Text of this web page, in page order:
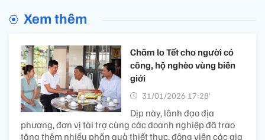
Xem thêm
Chăm lo Tết cho người có
công, hộ nghèo vùng biên
giới
31/01/2026 17:28’
Dịp này, lãnh đạo địa
phương, đơn vị tài trợ cùng các doanh nghiệp đã trao
tặng thêm nhiều phần quà thiết thực, động viên các gia